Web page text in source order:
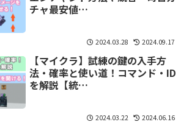
チャ最安値…
2024.03.28 2024.09.17
【マイクラ】試練の鍵の入手方
法・確率と使い道！コマンド・ID
を解説【統…
2024.03.22 2024.06.16